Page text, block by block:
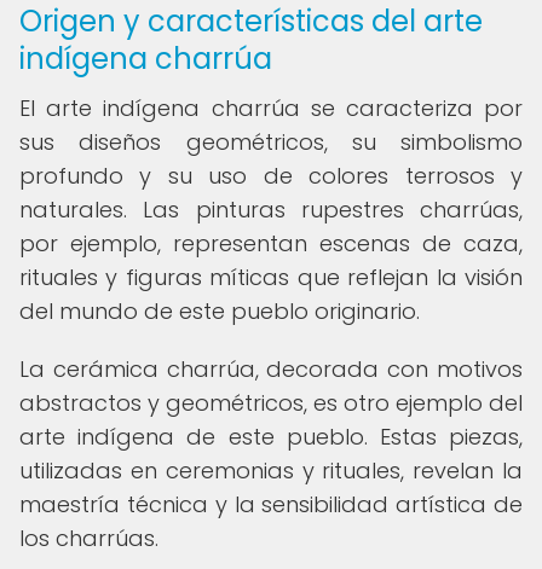
Origen y características del arte
indígena charrúa
El arte indígena charrúa se caracteriza por
sus diseños geométricos, su simbolismo
profundo y su uso de colores terrosos y
naturales. Las pinturas rupestres charrúas,
por ejemplo, representan escenas de caza,
rituales y figuras míticas que reflejan la visión
del mundo de este pueblo originario.
La cerámica charrúa, decorada con motivos
abstractos y geométricos, es otro ejemplo del
arte indígena de este pueblo. Estas piezas,
utilizadas en ceremonias y rituales, revelan la
maestría técnica y la sensibilidad artística de
los charrúas.